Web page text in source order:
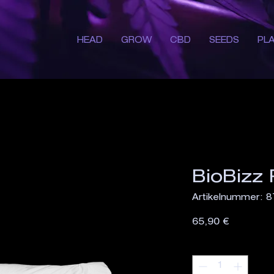
HEAD GROW CBD SEEDS
BioBizz
Artikelnummer:
65,90 €Preis